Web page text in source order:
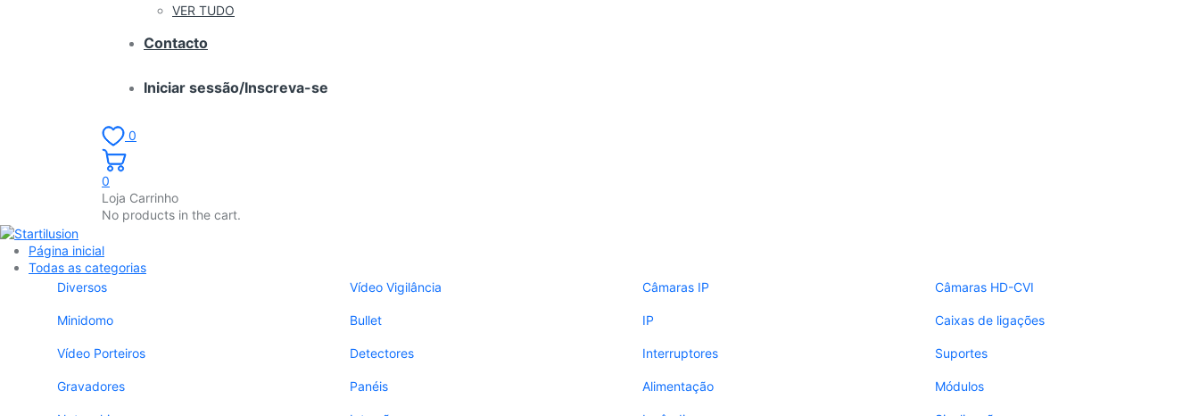
VER TUDO
Contacto
Iniciar sessão/Inscreva-se
0
0
Loja Carrinho
No products in the cart.
Página inicial
Todas as categorias
Diversos
Vídeo Vigilância Câmaras IP Câmaras HD-CVI
Minidomo Bullet IP Caixas de ligações
Vídeo Porteiros Detectores Interruptores Suportes
Gravadores Panéis Alimentação Módulos